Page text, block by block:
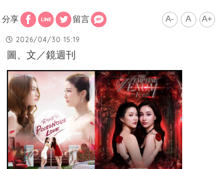
分享 留言 A- A A+
2026/04/30 15:19
圖、文／鏡週刊